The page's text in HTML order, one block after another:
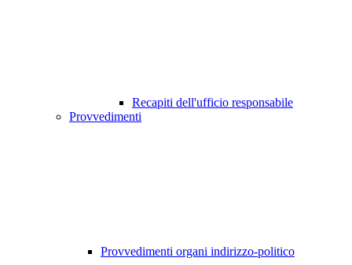
Recapiti dell'ufficio responsabile
Provvedimenti
Provvedimenti organi indirizzo-politico